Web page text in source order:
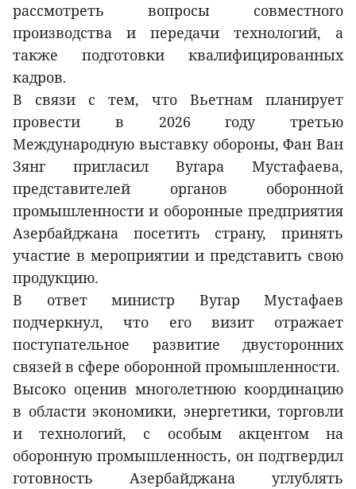
рассмотреть вопросы совместного
производства и передачи технологий, а
также подготовки квалифицированных
кадров.
В связи с тем, что Вьетнам планирует
провести в 2026 году третью
Международную выставку обороны, Фан Ван
Зянг пригласил Вугара Мустафаева,
представителей органов оборонной
промышленности и оборонные предприятия
Азербайджана посетить страну, принять
участие в мероприятии и представить свою
продукцию.
В ответ министр Вугар Мустафаев
подчеркнул, что его визит отражает
поступательное развитие двусторонних
связей в сфере оборонной промышленности.
Высоко оценив многолетнюю координацию
в области экономики, энергетики, торговли
и технологий, с особым акцентом на
оборонную промышленность, он подтвердил
готовность Азербайджана углублять